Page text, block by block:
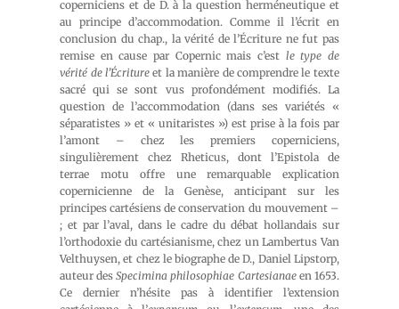
coperniciens et de D. à la question herméneutique et
au principe d’accommodation. Comme il l’écrit en
conclusion du chap., la vérité de l’Écriture ne fut pas
remise en cause par Copernic mais c’est le type de
vérité de l’Écriture et la manière de comprendre le texte
sacré qui se sont vus profondément modifiés. La
question de l’accommodation (dans ses variétés «
séparatistes » et « unitaristes ») est prise à la fois par
l’amont – chez les premiers coperniciens,
singulièrement chez Rheticus, dont l’Epistola de
terrae motu offre une remarquable explication
copernicienne de la Genèse, anticipant sur les
principes cartésiens de conservation du mouvement –
; et par l’aval, dans le cadre du débat hollandais sur
l’orthodoxie du cartésianisme, chez un Lambertus Van
Velthuysen, et chez le biographe de D., Daniel Lipstorp,
auteur desSpecimina philosophiae Cartesianaeen 1653.
Ce dernier n’hésite pas à identifier l’extension